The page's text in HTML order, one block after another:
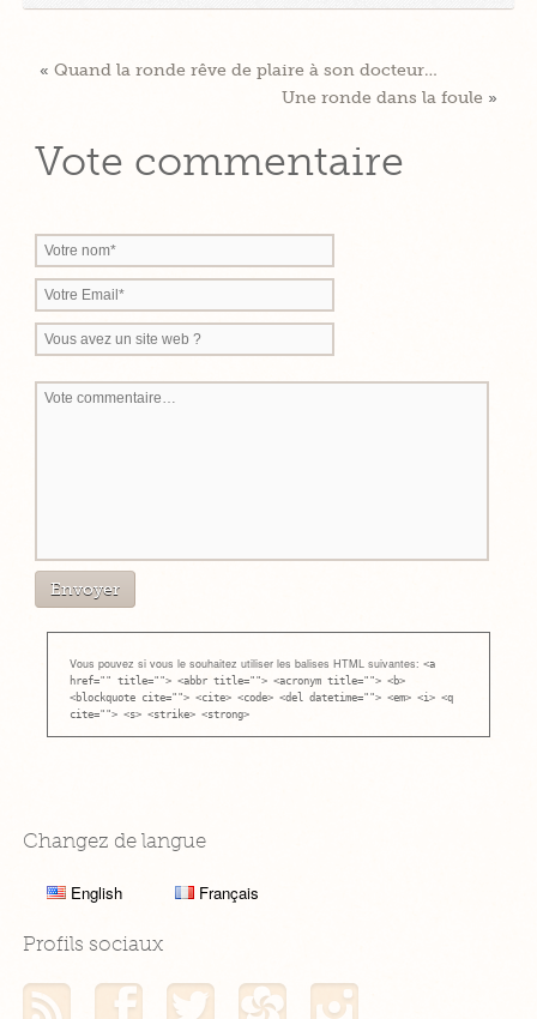
«Quand la ronde rêve de plaire à son docteur…
Une ronde dans la foule »
Vote commentaire
Vous pouvez si vous le souhaitez utiliser les balises HTML suivantes: <a
href="" title=""> <abbr title=""> <acronym title=""> <b>
<blockquote cite=""> <cite> <code> <del datetime=""> <em> <i> <q
cite=""> <s> <strike> <strong>
Changez de langue
English Français
Profils sociaux
Mon flux RSSMon profil Facebook
Mon profil TwitterMon profil Hellocoton